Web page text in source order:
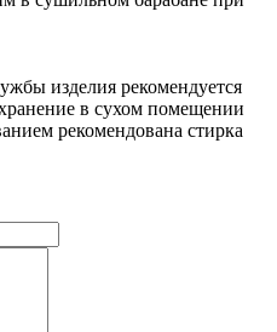
изделия рекомендуется
в сухом помещении
рекомендована стирка